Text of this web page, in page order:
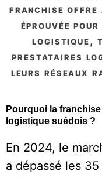
franchise offre
éprouvée
logistique,
prestataires
leurs réseaux
Pourquoi la
logistique suédois ?
En 2024, le
a dépassé les 35